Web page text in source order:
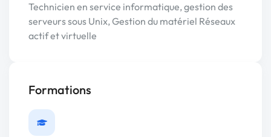
Technicien en service informatique, gestion des
serveurs sous Unix, Gestion du matériel Réseaux
actif et virtuelle
Formations